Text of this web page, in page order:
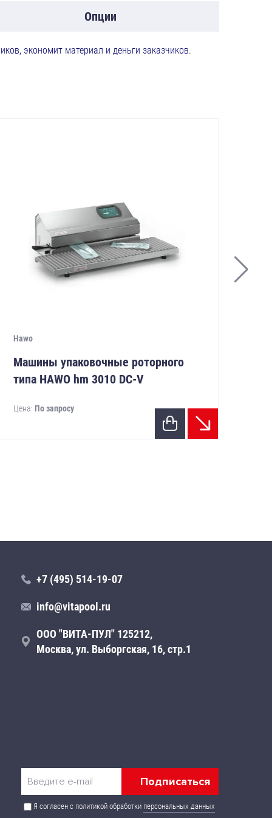
Опции
экономит материал и деньги заказчиков.
Hawo
Машины упаковочные роторного
типа HAWO hm 3010 DC-V
Цена: По запросу
+7 (495) 514-19-07
info@vitapool.ru
ООО "ВИТА-ПУЛ" 125212,
Москва, ул. Выборгская, 16, стр.1
Я согласен с политикой обработки персональных данных